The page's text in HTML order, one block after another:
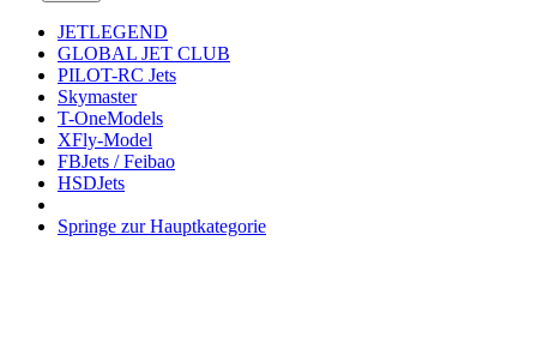
JETLEGEND
GLOBAL JET CLUB
PILOT-RC Jets
Skymaster
T-OneModels
XFly-Model
FBJets / Feibao
HSDJets
Springe zur Hauptkategorie